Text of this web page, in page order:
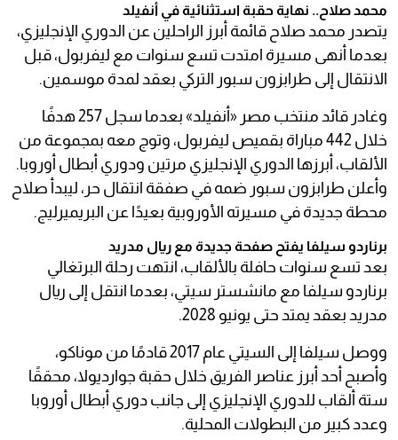
محمد صلاح.. نهاية حقبة استثنائية في أنفيلد
يتصدر محمد صلاح قائمة أبرز الراحلين عن الدوري الإنجليزي،
بعدما أنهى مسيرة امتدت تسع سنوات مع ليفربول، قبل
الانتقال إلى طرابزون سبور التركي بعقد لمدة موسمين.
وغادر قائد منتخب مصر «أنفيلد» بعدما سجل 257 هدفًا
خلال 442 مباراة بقميص ليفربول، وتوج معه بمجموعة من
الألقاب، أبرزها الدوري الإنجليزي مرتين ودوري أبطال أوروبا.
وأعلن طرابزون سبور ضمه في صفقة انتقال حر، ليبدأ صلاح
محطة جديدة في مسيرته الأوروبية بعيدًا عن البريميرليج.
برناردو سيلفا يفتح صفحة جديدة مع ريال مدريد
بعد تسع سنوات حافلة بالألقاب، انتهت رحلة البرتغالي
برناردو سيلفا مع مانشستر سيتي، بعدما انتقل إلى ريال
مدريد بعقد يمتد حتى يونيو 2028.
ووصل سيلفا إلى السيتي عام 2017 قادمًا من موناكو،
وأصبح أحد أبرز عناصر الفريق خلال حقبة جوارديولا، محققًا
ستة ألقاب للدوري الإنجليزي إلى جانب دوري أبطال أوروبا
وعدد كبير من البطولات المحلية.